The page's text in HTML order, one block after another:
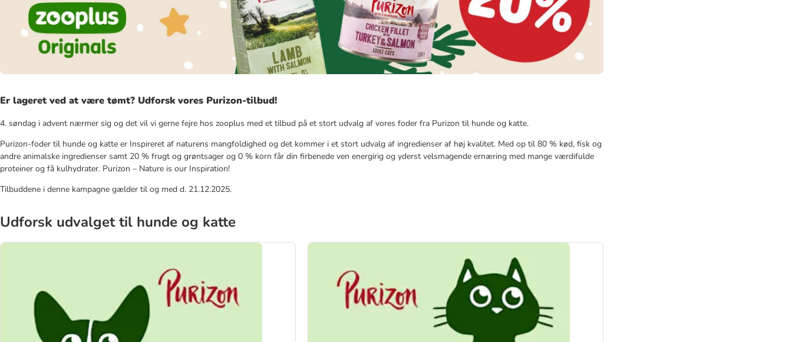
Er lageret ved at være tømt? Udforsk vores Purizon-tilbud!
4. søndag i advent nærmer sig og det vil vi gerne fejre hos zooplus med et tilbud på et stort udvalg af vores foder fra Purizon til hunde og katte.
Purizon-foder til hunde og katte er Inspireret af naturens mangfoldighed og det kommer i et stort udvalg af ingredienser af høj kvalitet. Med op til 80 % kød, fisk og
andre animalske ingredienser samt 20 % frugt og grøntsager og 0 % korn får din firbenede ven energirig og yderst velsmagende ernæring med mange værdifulde
proteiner og få kulhydrater. Purizon – Nature is our Inspiration!
Tilbuddene i denne kampagne gælder til og med d. 21.12.2025.
Udforsk udvalget til hunde og katte